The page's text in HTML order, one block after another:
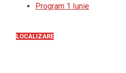
Program 1 Iunie
LOCALIZARE